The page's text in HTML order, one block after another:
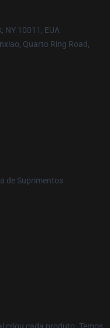
NY 10011, EUA
Quarto Ring Road,
de Suprimentos